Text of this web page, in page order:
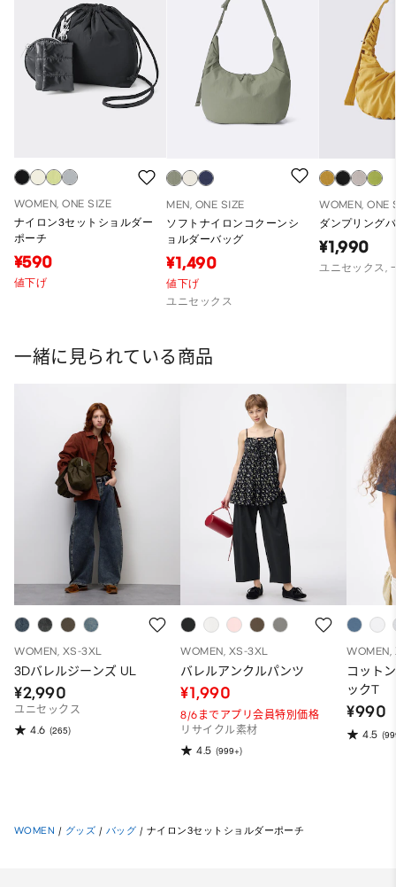
WOMEN, ONE SIZE
ナイロン3セットショルダー
ポーチ
¥590
値下げ
MEN, ONE SIZE
ソフトナイロンコクーンシ
ョルダーバッグ
¥1,490
値下げ
ユニセックス
WOMEN, ONE
ダンプリング
¥1,990
ユニセックス,
一緒に見られている商品
WOMEN, XS-3XL
3Dバレルジーンズ UL
¥2,990
ユニセックス
4.6 (265)
WOMEN, XS-3XL
バレルアンクルパンツ
¥1,990
8/6までアプリ会員特別価格
リサイクル素材
4.5 (999+)
WOMEN,
コット
ックT
¥990
4.5
WOMEN / グッズ / バッグ / ナイロン3セットショルダーポーチ